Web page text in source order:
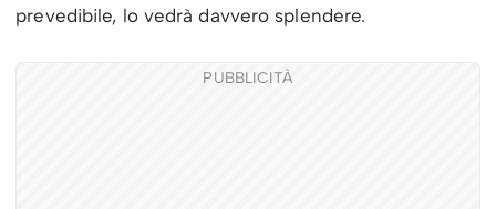
prevedibile, lo vedrà davvero splendere.
PUBBLICITÀ